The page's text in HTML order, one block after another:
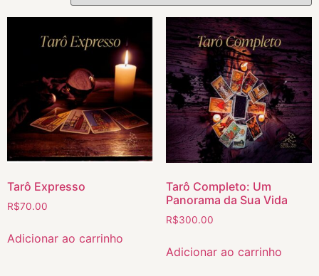
Tarô Expresso
R$70.00
Adicionar ao carrinho
Tarô Completo: Um
Panorama da Sua Vida
R$300.00
Adicionar ao carrinho